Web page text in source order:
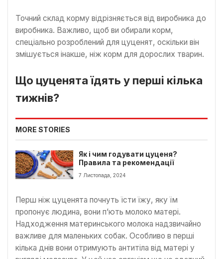
Точний склад корму відрізняється від виробника до
виробника. Важливо, щоб ви обирали корм,
спеціально розроблений для цуценят, оскільки він
змішується інакше, ніж корм для дорослих тварин.
Що цуценята їдять у перші кілька
тижнів?
MORE STORIES
Як і чим годувати цуценя?
Правила та рекомендації
7 Листопада, 2024
Перш ніж цуценята почнуть їсти їжу, яку їм
пропонує людина, вони п’ють молоко матері.
Надходження материнського молока надзвичайно
важливе для маленьких собак. Особливо в перші
кілька днів вони отримують антитіла від матері у